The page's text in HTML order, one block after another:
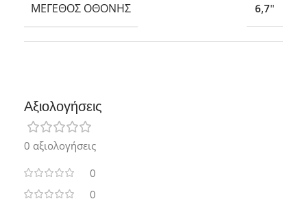
ΜΈΓΕΘΟΣ ΟΘΌΝΗΣ 6,7″
Αξιολογήσεις
0 αξιολογήσεις
0
0